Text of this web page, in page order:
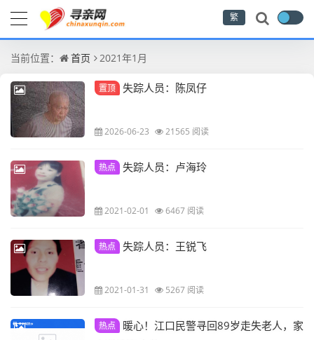
繁
当前位置： 首页 2021年1月
置顶 失踪人员：陈凤仔
2026-06-23 21565 阅读
热点 失踪人员：卢海玲
2021-02-01 6467 阅读
热点 失踪人员：王锐飞
2021-01-31 5267 阅读
热点
暖心！江口民警寻回89岁走失老人，家